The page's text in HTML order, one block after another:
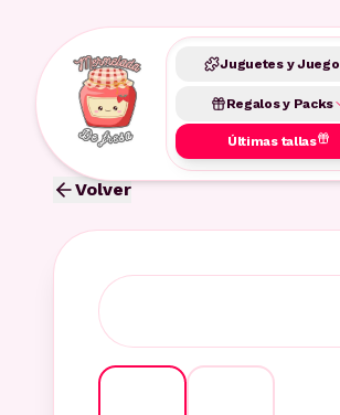
Juguetes y Juego
Regalos y Packs
Últimas tallas
Volver